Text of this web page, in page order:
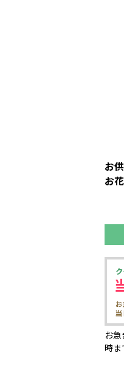
お
お
お
時ま